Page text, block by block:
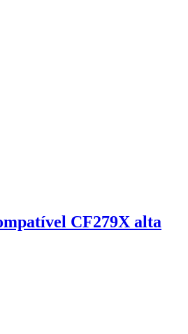
CF279X alta